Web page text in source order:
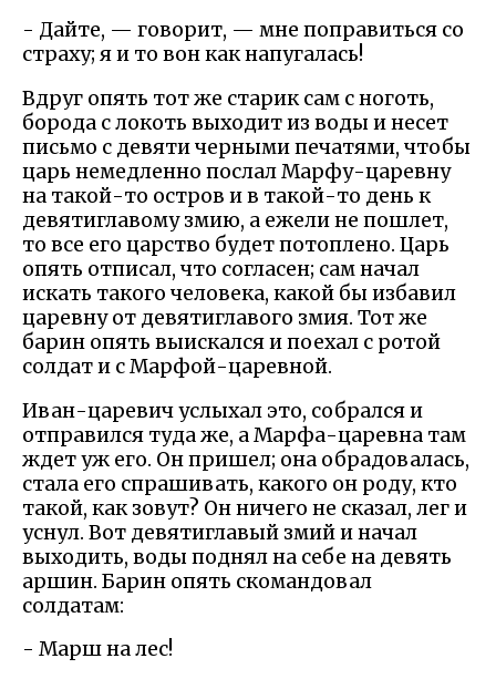
- Дайте, — говорит, — мне поправиться со
страху; я и то вон как напугалась!
Вдруг опять тот же старик сам с ноготь,
борода с локоть выходит из воды и несет
письмо с девяти черными печатями, чтобы
царь немедленно послал Марфу-царевну
на такой-то остров и в такой-то день к
девятиглавому змию, а ежели не пошлет,
то все его царство будет потоплено. Царь
опять отписал, что согласен; сам начал
искать такого человека, какой бы избавил
царевну от девятиглавого змия. Тот же
барин опять выискался и поехал с ротой
солдат и с Марфой-царевной.
Иван-царевич услыхал это, собрался и
отправился туда же, а Марфа-царевна там
ждет уж его. Он пришел; она обрадовалась,
стала его спрашивать, какого он роду, кто
такой, как зовут? Он ничего не сказал, лег и
уснул. Вот девятиглавый змий и начал
выходить, воды поднял на себе на девять
аршин. Барин опять скомандовал
солдатам:
- Марш на лес!